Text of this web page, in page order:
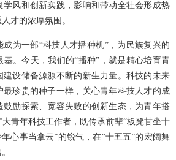
学风和创新实践，影响和带动全社会形成热
才的浓厚氛围。
为一部“科技人才播种机”，为民族复兴的
。今天，我们的“播种”，就是精心培育青
建设储备源源不断的新生力量。科技的未来
最珍贵的种子一样，关心青年科技人才的成
励探索、宽容失败的创新生态，为青年搭
青年科技工作者，既传承前辈“板凳甘坐十
心事当拿云”的锐气，在“十五五”的宏阔舞